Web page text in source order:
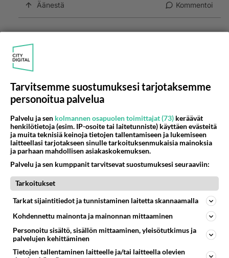
Äänestä Kommentoi
Anonyymi00008
2026-06-10 19:56:10
Venäläistrrollien keinoina on pyrkiä horjuttamaan
kansakuntaa. Tämä aloitus ei ole mitään muuta
Tarvitsemme suostumuksesi tarjotaksemme
personoitua palvelua
Palvelu ja sen kolmannen osapuolen toimittajat (73) keräävät
henkilötietoja (esim. IP-osoite tai laitetunniste) käyttäen evästeitä
ja muita teknisiä keinoja tietojen tallentamiseen ja lukemiseen
laitteellasi tarjotakseen sinulle tarkoituksenmukaisia mainoksia
ja parhaan mahdollisen asiakaskokemuksen.
Palvelu ja sen kumppanit tarvitsevat suostumuksesi seuraaviin:
Tarkoitukset
Tarkat sijaintitiedot ja tunnistaminen laitetta skannaamalla
Kohdennettu mainonta ja mainonnan mittaaminen
Personoitu sisältö, sisällön mittaaminen, yleisötutkimus ja
palvelujen kehittäminen
Tietojen tallentaminen laitteelle ja/tai laitteella olevien